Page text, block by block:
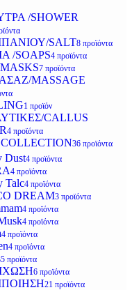
/SHOWER
SALT8 προϊόντα
/SOAPS4 προϊόντα
7 προϊόντα
MASSAGE
1 προϊόν
CALLUS
4 προϊόντα
36 προϊόντα
Dust4 προϊόντα
4 προϊόντα
Talc4 προϊόντα
DREAM3 προϊόντα
4 προϊόντα
4 προϊόντα
4 προϊόντα
4 προϊόντα
5 προϊόντα
6 προϊόντα
21 προϊόντα